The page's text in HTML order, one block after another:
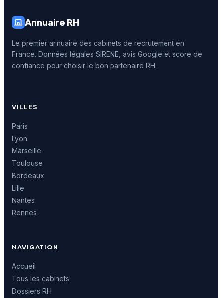
Annuaire RH
Le premier annuaire des cabinets de recrutement en
France. Données légales SIRENE, avis Google et score de
confiance pour choisir le bon partenaire RH.
VILLES
Paris
Lyon
Marseille
Toulouse
Bordeaux
Lille
Nantes
Rennes
NAVIGATION
Accueil
Tous les cabinets
Dossiers RH